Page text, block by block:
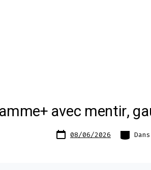
avec mentir,
Date
de 08/06/2026 Dans